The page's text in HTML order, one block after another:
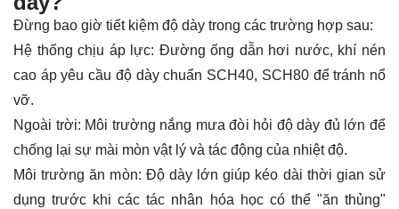
Đừng bao giờ tiết kiệm độ dày trong các trường hợp sau:
Hệ thống chịu áp lực: Đường ống dẫn hơi nước, khí nén
cao áp yêu cầu độ dày chuẩn SCH40, SCH80 để tránh nổ
vỡ.
Ngoài trời: Môi trường nắng mưa đòi hỏi độ dày đủ lớn để
chống lại sự mài mòn vật lý và tác động của nhiệt độ.
Môi trường ăn mòn: Độ dày lớn giúp kéo dài thời gian sử
dụng trước khi các tác nhân hóa học có thể "ăn thủng"